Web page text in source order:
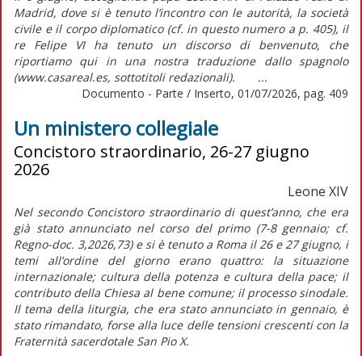
Madrid, dove si è tenuto l’incontro con le autorità, la società
civile e il corpo diplomatico (cf. in questo numero a p. 405), il
re Felipe VI ha tenuto un discorso di benvenuto, che
riportiamo qui in una nostra traduzione dallo spagnolo
(www.casareal.es, sottotitoli redazionali). ...
Documento - Parte / Inserto, 01/07/2026, pag. 409
Un ministero collegiale
Concistoro straordinario, 26-27 giugno
2026
Leone XIV
Nel secondo Concistoro straordinario di quest’anno, che era
già stato annunciato nel corso del primo (7-8 gennaio; cf.
Regno-doc. 3,2026,73) e si è tenuto a Roma il 26 e 27 giugno, i
temi all’ordine del giorno erano quattro: la situazione
internazionale; cultura della potenza e cultura della pace; il
contributo della Chiesa al bene comune; il processo sinodale.
Il tema della liturgia, che era stato annunciato in gennaio, è
stato rimandato, forse alla luce delle tensioni crescenti con la
Fraternità sacerdotale San Pio X.